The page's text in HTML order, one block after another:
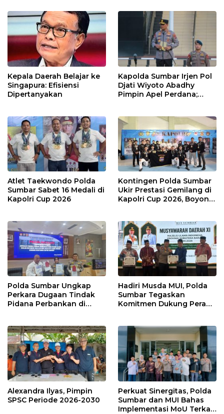
Kepala Daerah Belajar ke
Singapura: Efisiensi
Dipertanyakan
Kapolda Sumbar Irjen Pol
Djati Wiyoto Abadhy
Pimpin Apel Perdana;
Atlet Taekwondo Polda
Sumbar Sabet 16 Medali di
Kapolri Cup 2026
Kontingen Polda Sumbar
Ukir Prestasi Gemilang di
Kapolri Cup 2026, Boyong
Polda Sumbar Ungkap
Perkara Dugaan Tindak
Pidana Perbankan di
3 Orang Ditetapkan
Tersangka
Hadiri Musda MUI, Polda
Sumbar Tegaskan
Komitmen Dukung Peran
Alexandra Ilyas, Pimpin
SPSC Periode 2026-2030
Perkuat Sinergitas, Polda
Sumbar dan MUI Bahas
Implementasi MoU Terkait